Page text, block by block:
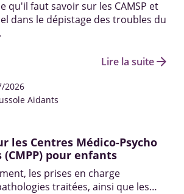
qu'il faut savoir sur les CAMSP et
dans le dépistage des troubles du
Lire la suitearrow_forward
2026
Aidants
les Centres Médico-Psycho
(CMPP) pour enfants
les prises en charge
traitées, ainsi que les